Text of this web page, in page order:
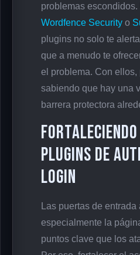
problemas
Wordfence Security o
plugins no solo te
que a menudo te
el problema. Con
sabiendo que hay una
barrera protectora
Fortaleciendo
Plugins de
Login
Las puertas de
especialmente la
puntos clave que los